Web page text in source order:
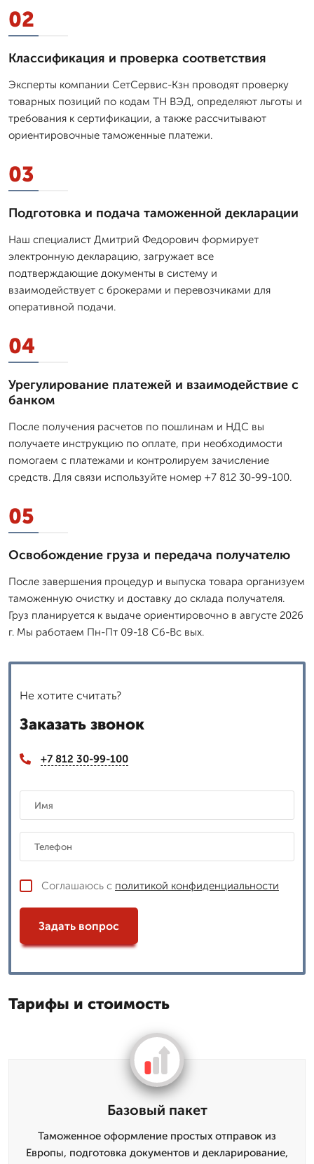
02
Классификация и проверка соответствия
Эксперты компании СетСервис-Кзн проводят проверку
товарных позиций по кодам ТН ВЭД, определяют льготы и
требования к сертификации, а также рассчитывают
ориентировочные таможенные платежи.
03
Подготовка и подача таможенной декларации
Наш специалист Дмитpий Федорович формирует
электронную декларацию, загружает все
подтверждающие документы в систему и
взаимодействует с брокерами и перевозчиками для
оперативной подачи.
04
Урегулирование платежей и взаимодействие с
банком
После получения расчетов по пошлинам и НДС вы
получаете инструкцию по оплате, при необходимости
помогаем с платежами и контролируем зачисление
средств. Для связи используйте номер +7 812 30-99-100.
05
Освобождение груза и передача получателю
После завершения процедур и выпуска товара организуем
таможенную очистку и доставку до склада получателя.
Груз планируется к выдаче ориентировочно в августе 2026
г. Мы работаем Пн-Пт 09-18 Сб-Вс вых.
Не хотите считать?
Заказать звонок
+7 812 30-99-100
Соглашаюсь с политикой конфиденциальности
Задать вопрос
Тарифы и стоимость
Базовый пакет
Таможенное оформление простых отправок из
Европы, подготовка документов и декларирование,